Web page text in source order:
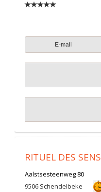
E-mail
RITUEL DES SENS
Aalstsesteenweg 80
9506 Schendelbeke